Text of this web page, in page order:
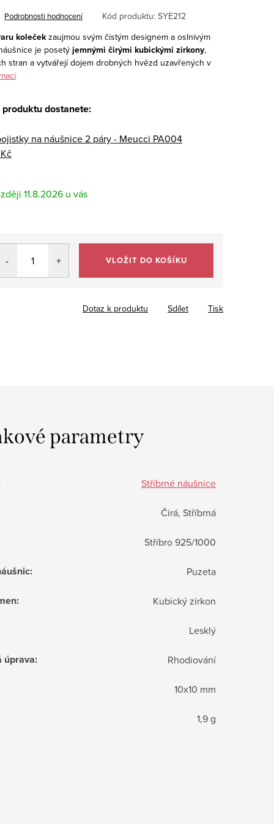
Podrobnosti hodnocení Kód produktu: SYE212
kolečekzaujmou svým čistým designem a oslnivým
je posetýjemnými čirými kubickými zirkony,
stran a vytvářejí dojem drobných hvězd uzavřených v
dostanete:
na náušnice 2 páry - Meucci PA004
11.8.2026
VLOŽIT DO KOŠÍKU
Tisk
Dotaz k produktu Sdílet
parametry
Stříbrné náušnice
Čirá, Stříbrná
Stříbro 925/1000
: Puzeta
: Kubický zirkon
Lesklý
úprava: Rhodiování
10x10 mm
1,9 g